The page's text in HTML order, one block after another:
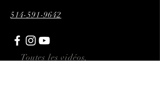
514-591-9642
Toutes les vidéos,